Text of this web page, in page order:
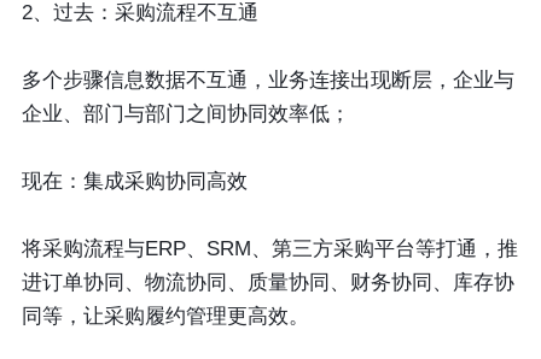
2、过去：采购流程不互通
多个步骤信息数据不互通，业务连接出现断层，企业与
企业、部门与部门之间协同效率低；
现在：集成采购协同高效
将采购流程与ERP、SRM、第三方采购平台等打通，推
进订单协同、物流协同、质量协同、财务协同、库存协
同等，让采购履约管理更高效。